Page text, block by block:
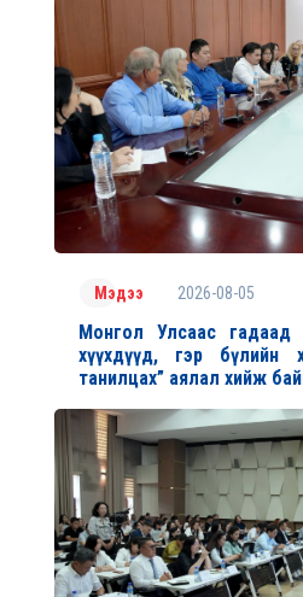
Мэдээ 2026-08-05
Монгол Улсаас гадаад
хүүхдүүд, гэр бүлийн
танилцах” аялал хийж